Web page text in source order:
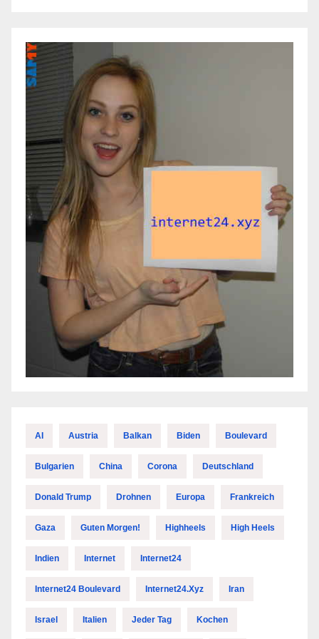
AI Austria Balkan Biden Boulevard
Bulgarien China Corona Deutschland
Donald Trump Drohnen Europa Frankreich
Gaza Guten Morgen! Highheels High Heels
Indien Internet Internet24
Internet24 Boulevard Internet24.xyz Iran
Israel Italien Jeder Tag Kochen